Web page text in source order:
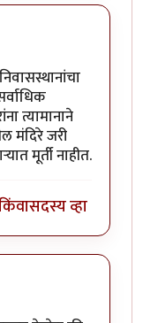
त्यामानाने
मंदिरे जरी
मूर्ती नाहीत.
सदस्य व्हा